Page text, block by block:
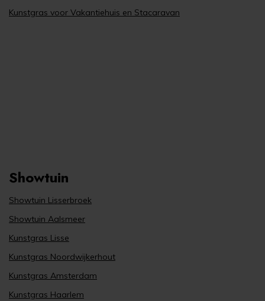
Kunstgras voor Vakantiehuis en Stacaravan
Showtuin
Showtuin Lisserbroek
Showtuin Aalsmeer
Kunstgras Lisse
Kunstgras Noordwijkerhout
Kunstgras Amsterdam
Kunstgras Haarlem